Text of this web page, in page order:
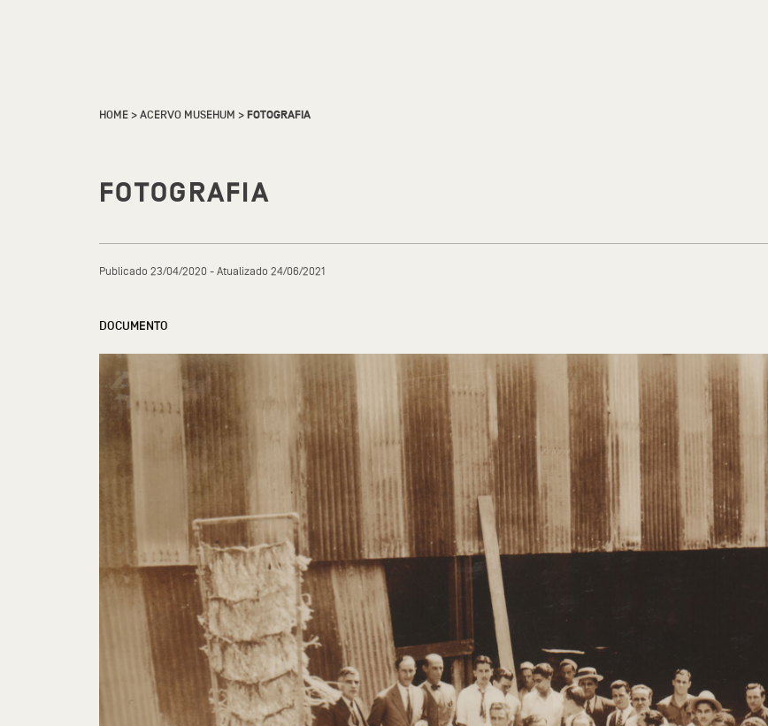
HOME>ACERVO MUSEHUM >FOTOGRAFIA
FOTOGRAFIA
Publicado 23/04/2020 - Atualizado 24/06/2021
DOCUMENTO